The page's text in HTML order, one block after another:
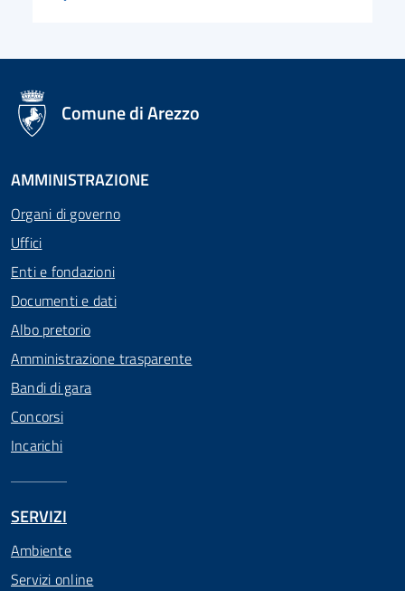
logo Unione Europea
Comune di Arezzo
AMMINISTRAZIONE
Organi di governo
Uffici
Enti e fondazioni
Documenti e dati
Albo pretorio
Amministrazione trasparente
Bandi di gara
Concorsi
Incarichi
SERVIZI
Ambiente
Servizi online